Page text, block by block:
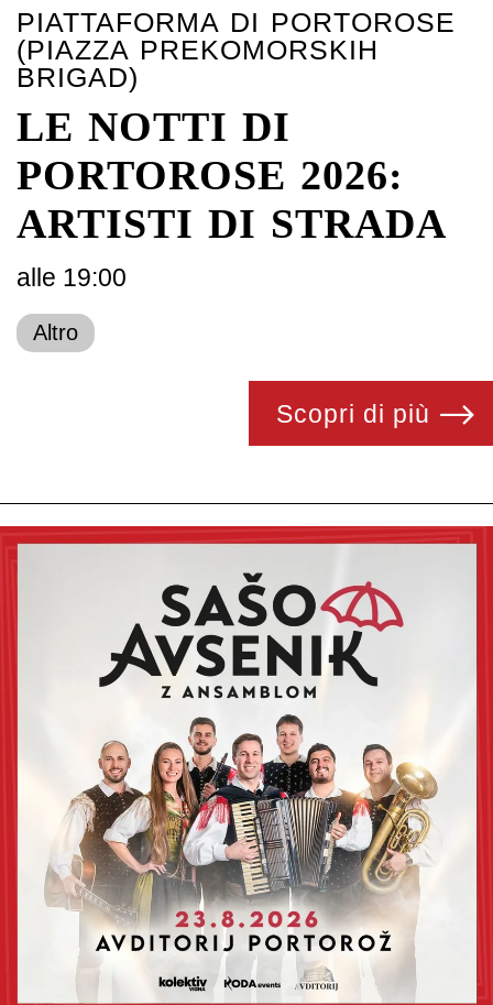
PIATTAFORMA DI PORTOROSE
(PIAZZA PREKOMORSKIH
BRIGAD)
LE NOTTI DI
PORTOROSE 2026:
ARTISTI DI STRADA
alle 19:00
Altro
Scopri di più